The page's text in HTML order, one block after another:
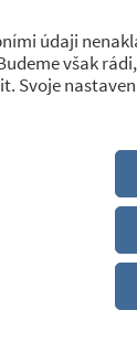
údaji
však
Svoje